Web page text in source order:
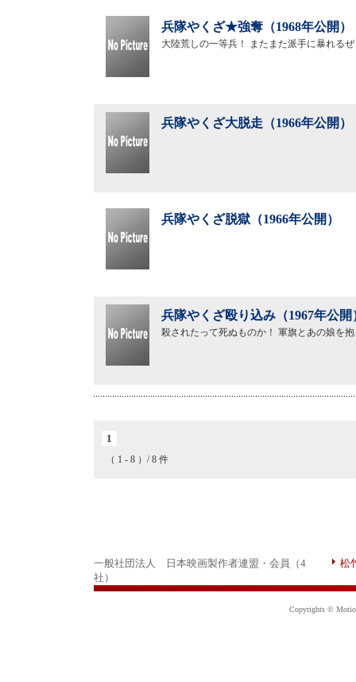
兵隊やくざ★強奪（1968年公開）
大陸荒しの一等兵！ またまた派手に暴れるぜ
兵隊やくざ大脱走（1966年公開）
兵隊やくざ脱獄（1966年公開）
兵隊やくざ殴り込み（1967年公開
殺されたって死ぬものか！ 軍旗とあの娘を
1
（ 1 - 8 ）/ 8 件
一般社団法人 日本映画製作者連盟・会員（4
社）
松
Copyrights ©